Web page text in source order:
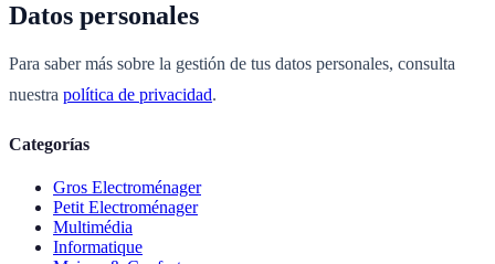
Datos personales
Para saber más sobre la gestión de tus datos personales, consulta
nuestra política de privacidad.
Categorías
Gros Electroménager
Petit Electroménager
Multimédia
Informatique